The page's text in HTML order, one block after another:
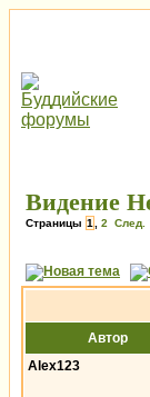
Видение
Страницы 1 2 След.
Автор
Alex123